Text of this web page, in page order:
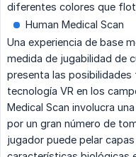
diferentes colores que
Human Medical Scan
Una experiencia de base
medida de jugabilidad de
presenta las posibilidades
tecnología VR en los
Medical Scan involucra
por un gran número de
jugador puede pelar